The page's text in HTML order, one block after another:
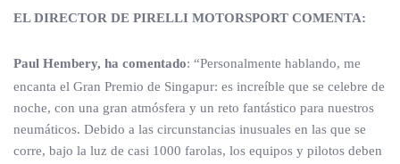
EL DIRECTOR DE PIRELLI MOTORSPORT COMENTA:
Paul Hembery, ha comentado: “Personalmente hablando, me
encanta el Gran Premio de Singapur: es increíble que se celebre de
noche, con una gran atmósfera y un reto fantástico para nuestros
neumáticos. Debido a las circunstancias inusuales en las que se
corre, bajo la luz de casi 1000 farolas, los equipos y pilotos deben